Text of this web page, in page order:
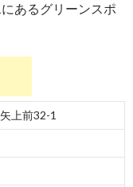
あるグリーンスポ
上前32-1